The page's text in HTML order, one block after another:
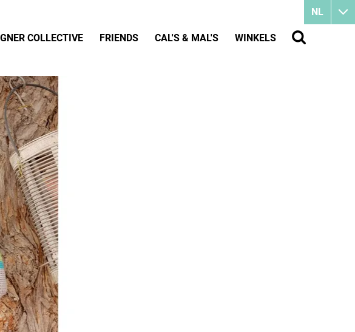
NL
COLLECTIVE FRIENDS CAL'S & MAL'S WINKELS